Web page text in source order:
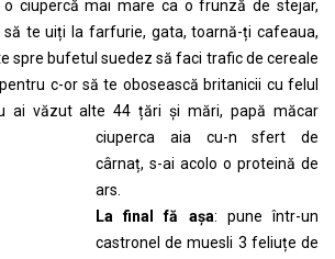
ciupercă mai mare ca o frunză de stejar,
te uiți la farfurie, gata, toarnă-ți cafeaua,
spre bufetul suedez să faci trafic de cereale
c-or să te obosească britanicii cu felul
ai văzut alte 44 țări și mări,papă măcar
ciuperca aia cu-n sfert de
cârnaț, s-ai acolo o proteină de
ars.
La final fă așa: pune într-un
castronel de muesli 3 feliuțe de